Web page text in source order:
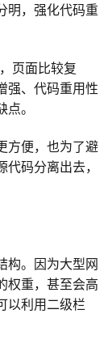
明，强化代码重
页面比较复
强、代码重用性
。
方便，也为了避
码分离出去，
构。因为大型网
权重，甚至会高
以利用二级栏